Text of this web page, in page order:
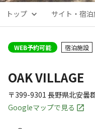
トップ サイト・宿
WEB予約可能 宿泊施設
OAK VILLAGE
〒399-9301 長野県北安曇
Googleマップで見る